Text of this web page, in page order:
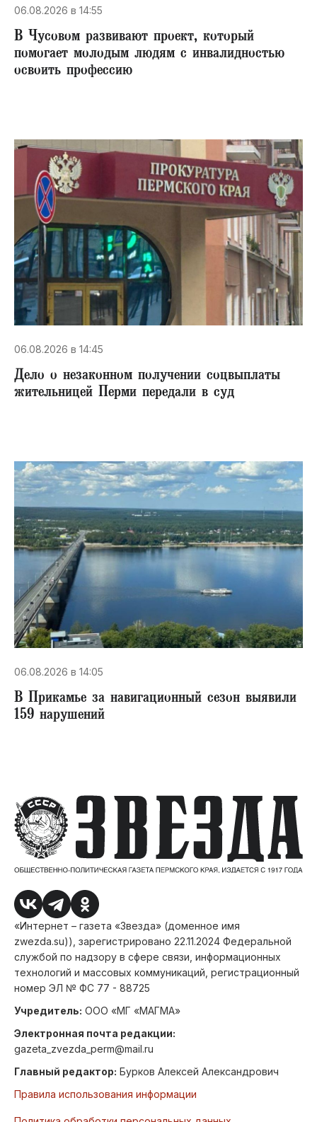
06.08.2026 в 14:55
В Чусовом развивают проект, который
помогает молодым людям с инвалидностью
освоить профессию
06.08.2026 в 14:45
Дело о незаконном получении соцвыплаты
жительницей Перми передали в суд
06.08.2026 в 14:05
В Прикамье за навигационный сезон выявили
159 нарушений
«Интернет – газета «Звезда» (доменное имя
zwezda.su)), зарегистрировано 22.11.2024 Федеральной
службой по надзору в сфере связи, информационных
технологий и массовых коммуникаций, регистрационный
номер ЭЛ № ФС 77 - 88725
Учредитель: ООО «МГ «МАГМА»
Электронная почта редакции:
gazeta_zvezda_perm@mail.ru
Главный редактор: Бурков Алексей Александрович
Правила использования информации